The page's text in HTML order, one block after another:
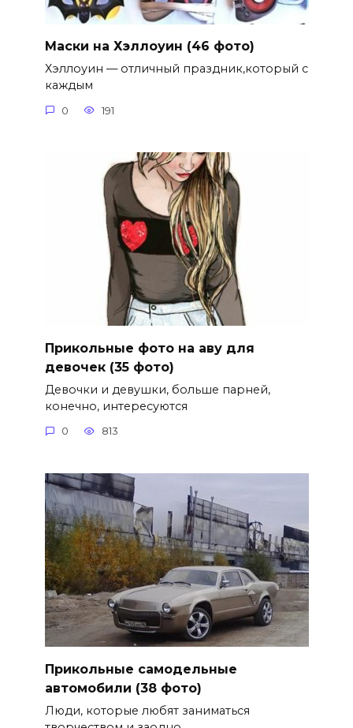
Маски на Хэллоуин (46 фото)
Хэллоуин — отличный праздник,который с
каждым
0 191
Прикольные фото на аву для
девочек (35 фото)
Девочки и девушки, больше парней,
конечно, интересуются
0 813
Прикольные самодельные
автомобили (38 фото)
Люди, которые любят заниматься